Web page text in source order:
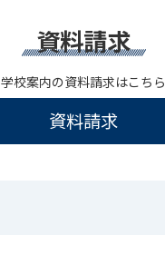
資料請求
学校案内の資料請求はこちら
資料請求